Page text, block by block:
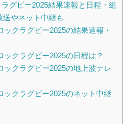
グビー2025結果速報と日程・組
やネット中継も
ックラグビー2025の結果速報・
クラグビー2025の日程は？
クラグビー2025の地上波テレ
クラグビー2025のネット中継